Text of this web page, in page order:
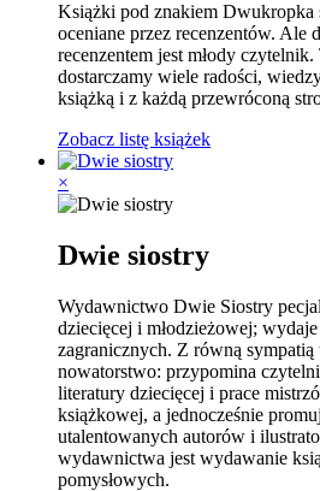
Książki pod znakiem Dwukropka
oceniane przez recenzentów. Ale
recenzentem jest młody
dostarczamy wiele radości,
książką i z każdą przewróconą
Zobacz listę książek
×
Dwie siostry
Wydawnictwo Dwie Siostry
dziecięcej i młodzieżowej;
zagranicznych. Z równą sympatią
nowatorstwo: przypomina
literatury dziecięcej i prace
książkowej, a jednocześnie
utalentowanych autorów i
wydawnictwa jest wydawanie
pomysłowych.